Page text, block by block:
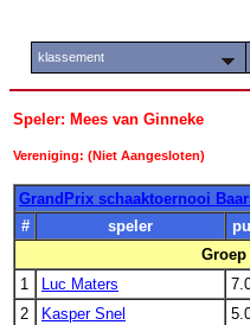
klassement
Speler: Mees van Ginneke
Vereniging: (Niet Aangesloten)
GrandPrix schaaktoernooi
#
speler
Groep
1
Luc Maters
2
Kasper Snel